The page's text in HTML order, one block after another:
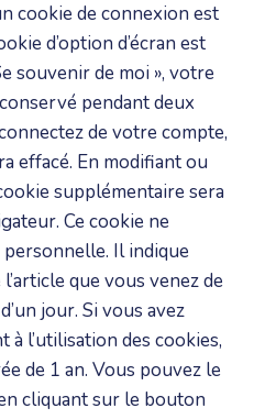
cookie de connexion est
d’option d’écran est
souvenir de moi », votre
pendant deux
de votre compte,
effacé. En modifiant ou
supplémentaire sera
Ce cookie ne
Il indique
que vous venez de
jour. Si vous avez
l’utilisation des cookies,
de 1 an. Vous pouvez le
cliquant sur le bouton